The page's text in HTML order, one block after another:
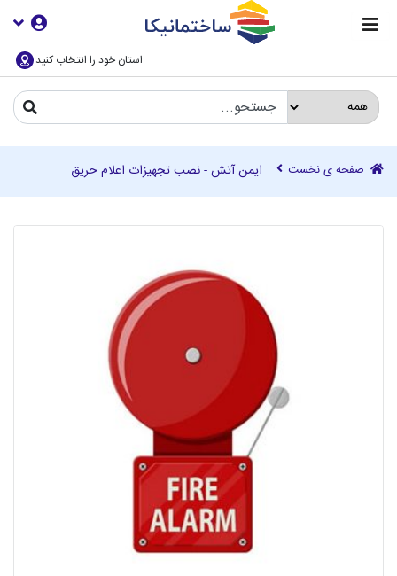
استان خود را انتخاب کنید
صفحه ی نخست ایمن آتش - نصب تجهیزات اعلام حریق